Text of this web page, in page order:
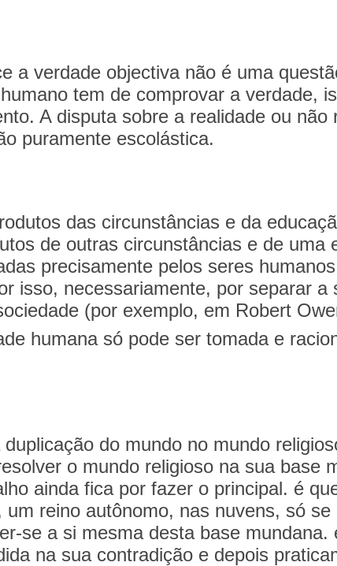
a verdade objectiva não é uma
tem de comprovar a verdade,
A disputa sobre a realidade ou não
puramente escolástica.
das circunstâncias e da
de outras circunstâncias e de uma
precisamente pelos seres
isso, necessariamente, por separar a
(por exemplo, em Robert
humana só pode ser tomada e
do mundo no mundo
o mundo religioso na sua base
ainda fica por fazer o principal. é
reino autônomo, nas nuvens, só se
se a si mesma desta base mundana.
na sua contradição e depois